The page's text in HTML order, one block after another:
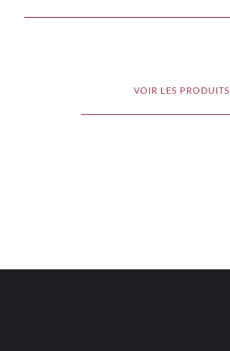
VOIR LES PRODUITS